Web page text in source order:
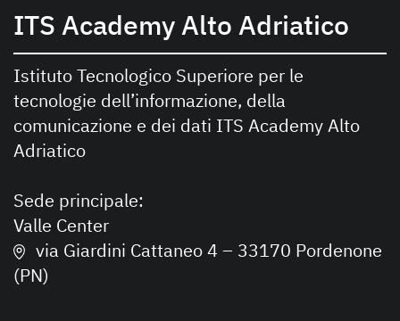
ITS Academy Alto Adriatico
Istituto Tecnologico Superiore per le
tecnologie dell’informazione, della
comunicazione e dei dati ITS Academy Alto
Adriatico
Sede principale:
Valle Center
via Giardini Cattaneo 4 – 33170 Pordenone
(PN)